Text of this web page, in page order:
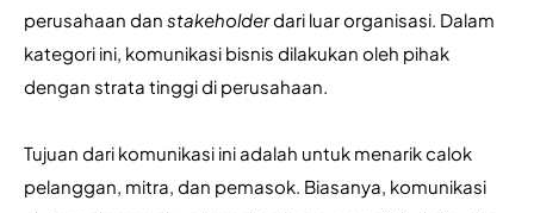
perusahaan dan stakeholder dari luar organisasi. Dalam
kategori ini, komunikasi bisnis dilakukan oleh pihak
dengan strata tinggi di perusahaan.
Tujuan dari komunikasi ini adalah untuk menarik calok
pelanggan, mitra, dan pemasok. Biasanya, komunikasi